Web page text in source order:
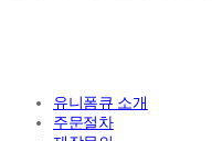
유니폼큐 소개
주문절차